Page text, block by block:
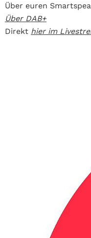
Über euren
Über DAB+
Direkt hier im